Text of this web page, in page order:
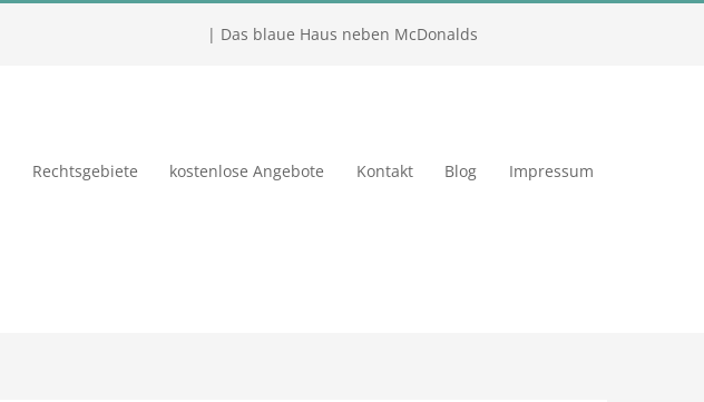
| Das blaue Haus neben McDonalds
Rechtsgebiete kostenlose Angebote Kontakt Blog Impressum